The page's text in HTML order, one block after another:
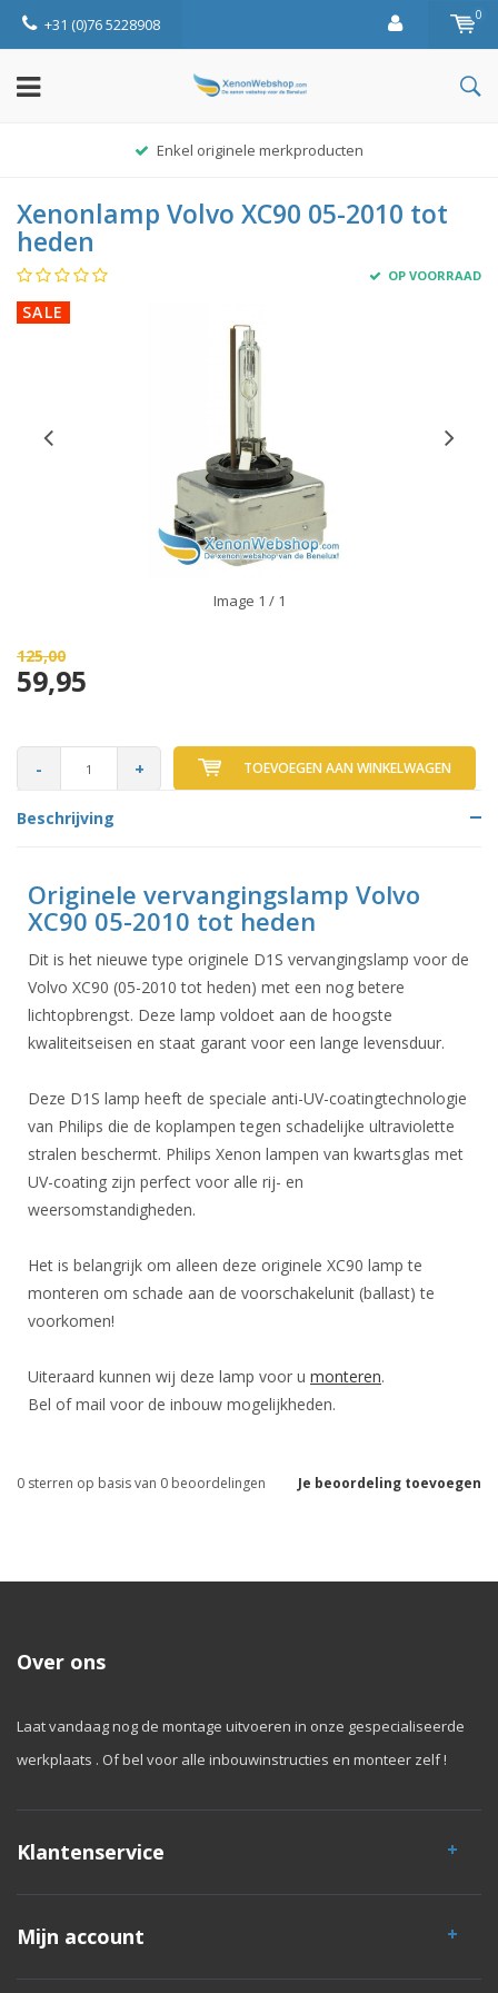
+31 (0)76 5228908 0
Enkel originele merkproducten
Xenonlamp Volvo XC90 05-2010 tot
heden
OP VOORRAAD
SALE
Image 1 / 1
125,00
59,95
- + TOEVOEGEN AAN WINKELWAGEN
Beschrijving
Originele vervangingslamp Volvo
XC90 05-2010 tot heden
Dit is het nieuwe type originele D1S vervangingslamp voor de
Volvo XC90 (05-2010 tot heden) met een nog betere
lichtopbrengst. Deze lamp voldoet aan de hoogste
kwaliteitseisen en staat garant voor een lange levensduur.
Deze D1S lamp heeft de speciale anti-UV-coatingtechnologie
van Philips die de koplampen tegen schadelijke ultraviolette
stralen beschermt. Philips Xenon lampen van kwartsglas met
UV-coating zijn perfect voor alle rij- en
weersomstandigheden.
Het is belangrijk om alleen deze originele XC90 lamp te
monteren om schade aan de voorschakelunit (ballast) te
voorkomen!
Uiteraard kunnen wij deze lamp voor u monteren.
Bel of mail voor de inbouw mogelijkheden.
Je beoordeling toevoegen
0 sterren op basis van 0 beoordelingen
Over ons
Laat vandaag nog de montage uitvoeren in onze gespecialiseerde
werkplaats . Of bel voor alle inbouwinstructies en monteer zelf !
Klantenservice
Mijn account